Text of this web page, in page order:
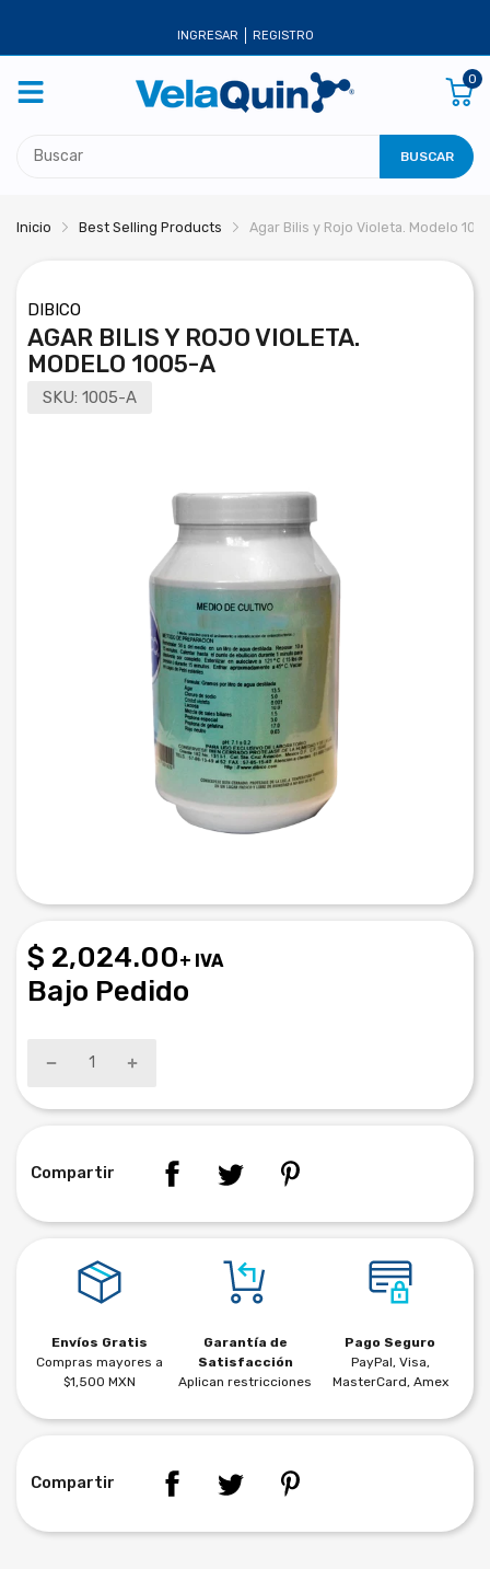
INGRESAR REGISTRO
0
BUSCAR
Inicio Best Selling Products Agar Bilis y Rojo Violeta. Modelo
DIBICO
AGAR BILIS Y ROJO VIOLETA.
MODELO 1005-A
SKU: 1005-A
$ 2,024.00+ IVA
Bajo Pedido
Compartir
Envíos Gratis
Compras mayores a
$1,500 MXN
Garantía de
Satisfacción
Aplican restricciones
Pago Seguro
PayPal, Visa,
MasterCard, Amex
Compartir